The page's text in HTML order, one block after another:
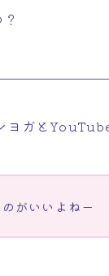
ヨガとYouTube
がいいよねー